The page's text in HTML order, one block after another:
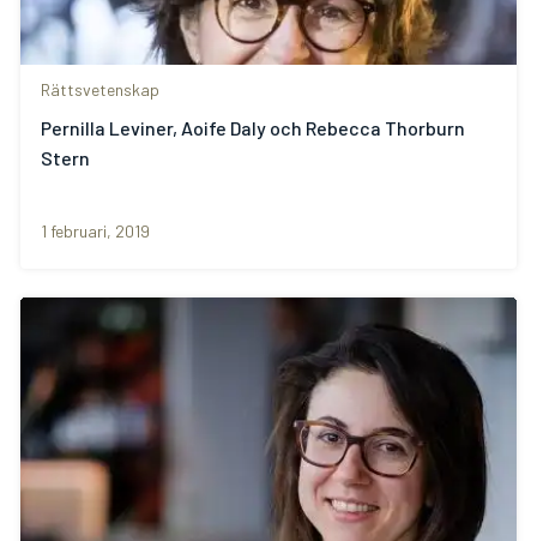
Rättsvetenskap
Pernilla Leviner, Aoife Daly och Rebecca Thorburn
Stern
1 februari, 2019